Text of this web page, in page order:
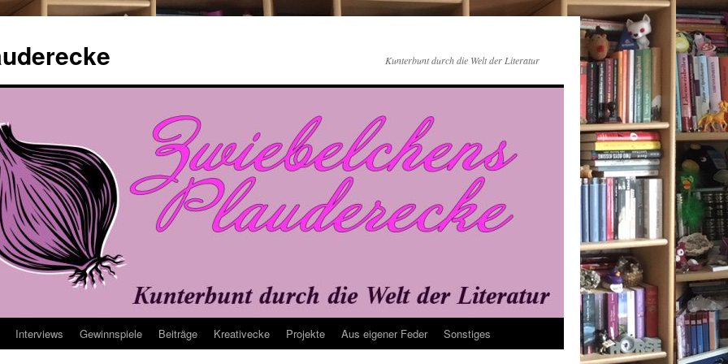
Kunterbunt durch die Welt der Literatur
Interviews Gewinnspiele Beiträge Kreativecke Projekte Aus eigener Feder Sonstiges